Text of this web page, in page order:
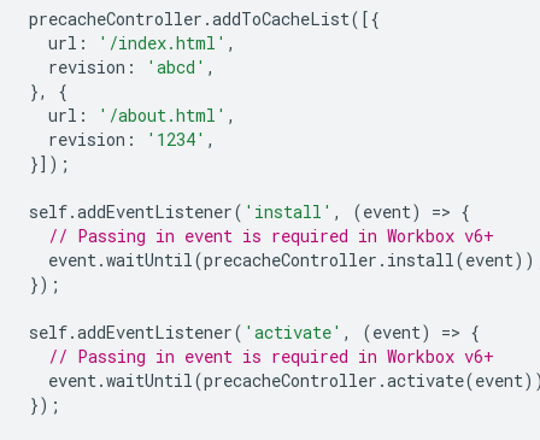
precacheController .addToCacheList([{
url : '/index.html' ,
revision : 'abcd' ,
},
{
url : '/about.html' ,
revision : '1234' ,
}]);
self.addEventListener( 'install' , (event) => {
// Passing in event is required in Workbox v6+
event.waitUntil(precacheController . install(event
});
self.addEventListener( 'activate' , (event) => {
// Passing in event is required in Workbox v6+
event.waitUntil(precacheController .activate(event
});